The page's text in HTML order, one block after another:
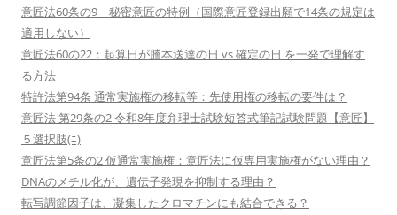
意匠法60条の9 秘密意匠の特例（国際意匠登録出願で14条の規定は
適用しない）
意匠法60の22：起算日が謄本送達の日 vs 確定の日 を一発で理解す
る方法
特許法第94条 通常実施権の移転等：先使用権の移転の要件は？
意匠法 第29条の2 令和8年度弁理士試験短答式筆記試験問題【意匠】
５選択肢(ﾆ)
意匠法第5条の2 仮通常実施権：意匠法に仮専用実施権がない理由？
DNAのメチル化が、遺伝子発現を抑制する理由？
転写調節因子は、凝集したクロマチンにも結合できる？